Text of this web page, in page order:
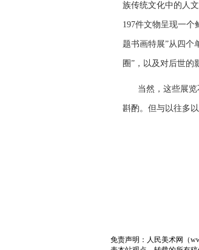
族传统文化中的人
197件文物呈现一
题书画特展”从四个
圈”，以及对后世的
当然，这些展
斟酌。但与以往多
免责声明：人民美术网（